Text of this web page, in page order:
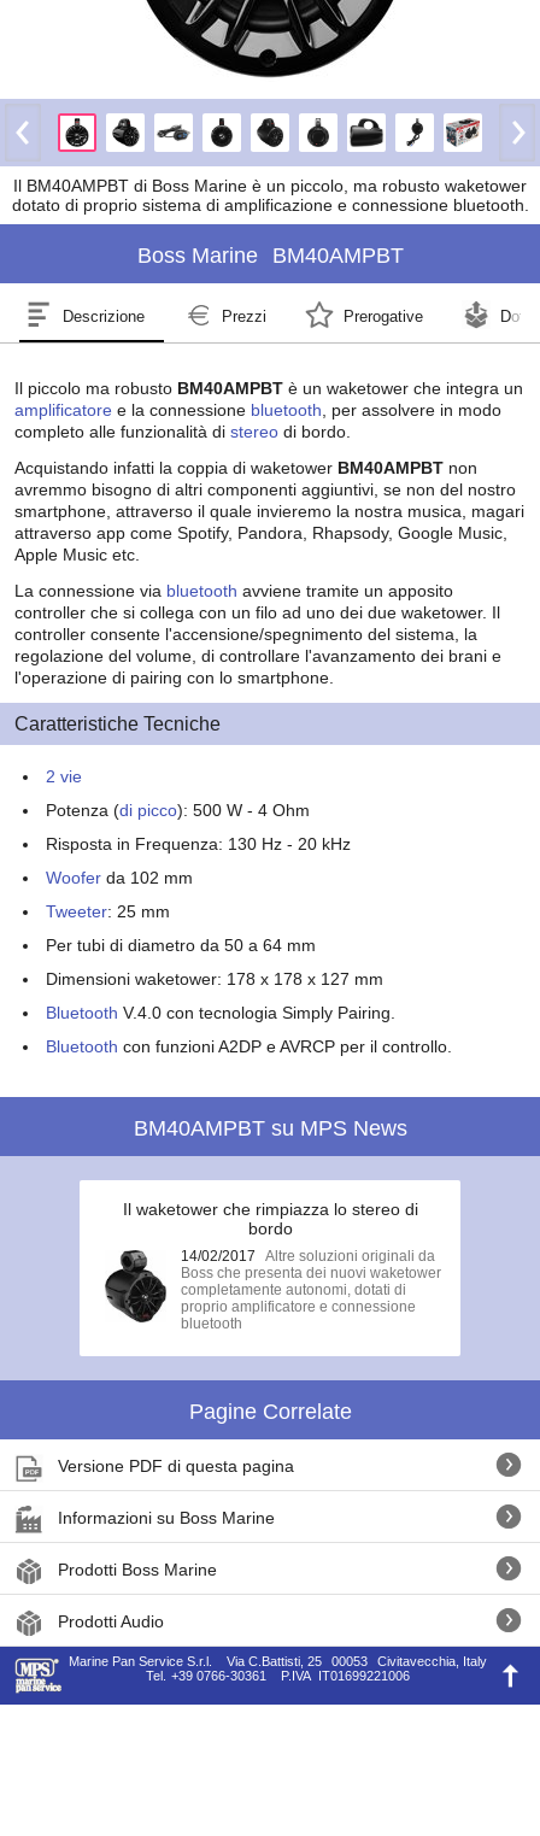
Il BM40AMPBT di Boss Marine è un piccolo, ma robusto waketower
dotato di proprio sistema di amplificazione e connessione bluetooth.
Boss Marine BM40AMPBT
Descrizione Prezzi Prerogative
Il piccolo ma robusto BM40AMPBT è un waketower che integra un
amplificatore e la connessione bluetooth , per assolvere in modo
completo alle funzionalità di stereo di bordo.
Acquistando infatti la coppia di waketower BM40AMPBT non
avremmo bisogno di altri componenti aggiuntivi, se non del nostro
smartphone, attraverso il quale invieremo la nostra musica, magari
attraverso app come Spotify, Pandora, Rhapsody, Google Music,
Apple Music etc.
La connessione via bluetooth avviene tramite un apposito
controller che si collega con un filo ad uno dei due waketower. Il
controller consente l'accensione/spegnimento del sistema, la
regolazione del volume, di controllare l'avanzamento dei brani e
l'operazione di pairing con lo smartphone.
Caratteristiche Tecniche
2 vie
Potenza (di picco): 500 W - 4 Ohm
Risposta in Frequenza: 130 Hz - 20 kHz
Woofer da 102 mm
Tweeter: 25 mm
Per tubi di diametro da 50 a 64 mm
Dimensioni waketower: 178 x 178 x 127 mm
Bluetooth V.4.0 con tecnologia Simply Pairing.
Bluetooth con funzioni A2DP e AVRCP per il controllo.
BM40AMPBT su MPS News
Il waketower che rimpiazza lo stereo di
bordo
14/02/2017
Altre soluzioni originali da
Boss che presenta dei nuovi waketower
completamente autonomi, dotati di
proprio amplificatore e connessione
bluetooth
Pagine Correlate
Versione PDF di questa pagina
Informazioni su Boss Marine
Prodotti Boss Marine
Prodotti Audio
Marine Pan Service S.r.l. Via C.Battisti, 25 00053
Civitavecchia, Italy
Tel.
+39 0766-30361 P.IVA IT01699221006